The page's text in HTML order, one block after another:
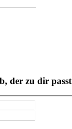
der zu dir passt